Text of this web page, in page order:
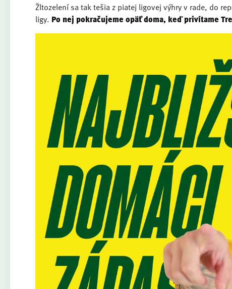
Žltozelení sa tak tešia z piatej ligovej výhry v rade, do
ligy. Po nej pokračujeme opäť doma, keď privítame